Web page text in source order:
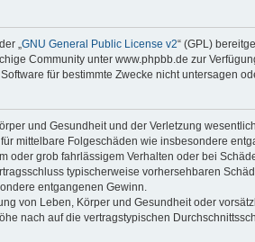
„ GNU General Public License v2“ (GPL)
Community unter www.phpbb.de zur
für bestimmte Zwecke nicht untersagen
und Gesundheit und der Verletzung
mittelbare Folgeschäden wie insbesondere
oder grob fahrlässigem Verhalten oder bei
typischerweise vorhersehbaren
entgangenen Gewinn.
von Leben, Körper und Gesundheit oder
nach auf die vertragstypischen